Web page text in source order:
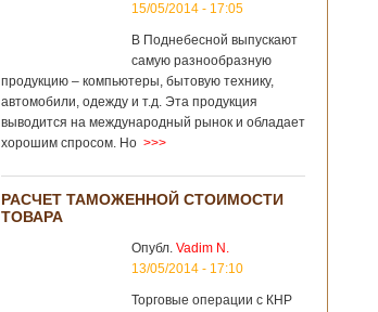
15/05/2014 - 17:05
В Поднебесной выпускают
самую разнообразную
продукцию – компьютеры, бытовую технику,
автомобили, одежду и т.д. Эта продукция
выводится на международный рынок и обладает
хорошим спросом. Но >>>
РАСЧЕТ ТАМОЖЕННОЙ СТОИМОСТИ
ТОВАРА
Опубл. Vadim N.
13/05/2014 - 17:10
Торговые операции с КНР